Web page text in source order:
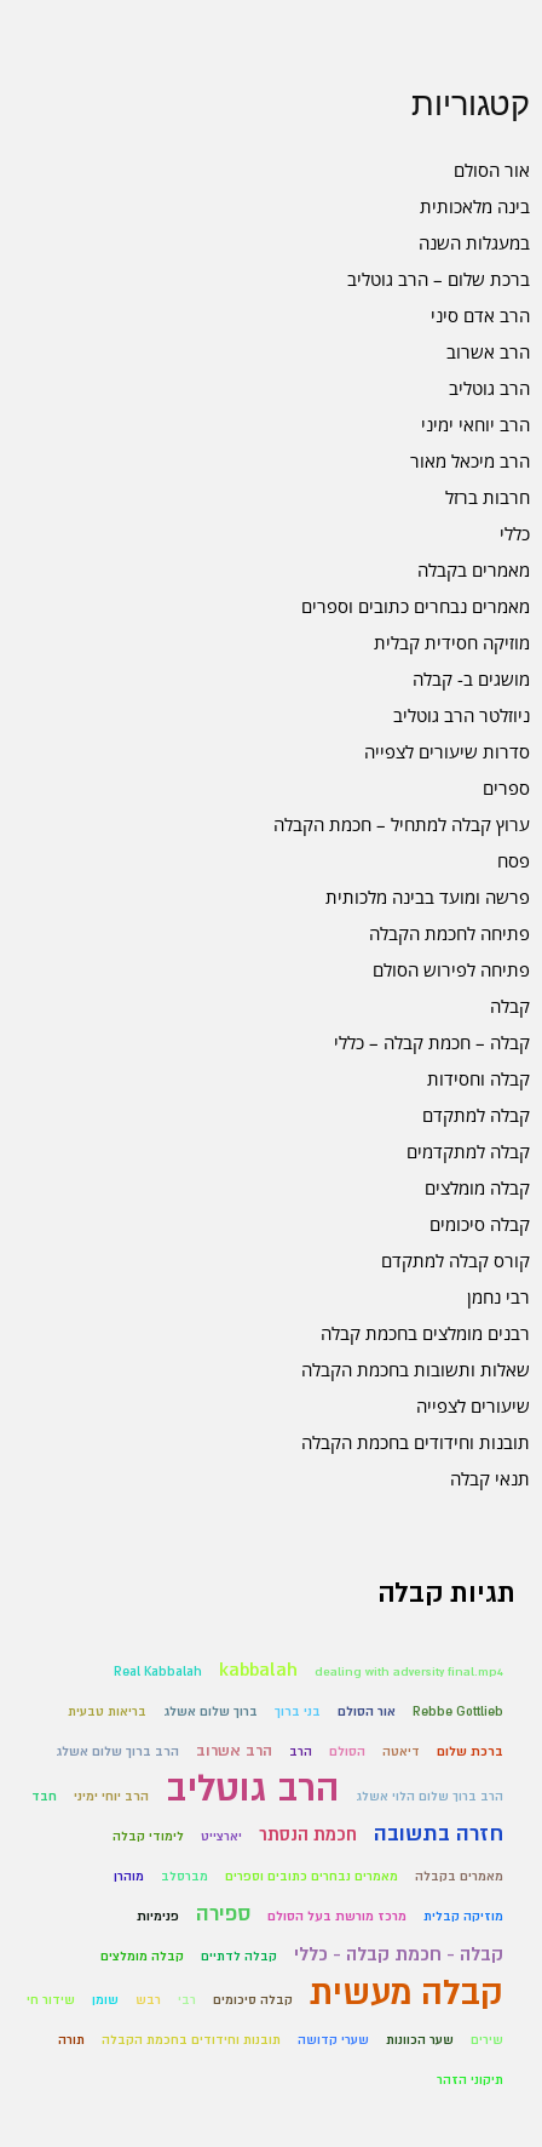
קטגוריות
אור הסולם
בינה מלאכותית
במעגלות השנה
ברכת שלום – הרב גוטליב
הרב אדם סיני
הרב אשרוב
הרב גוטליב
הרב יוחאי ימיני
הרב מיכאל מאור
חרבות ברזל
כללי
מאמרים בקבלה
מאמרים נבחרים כתובים וספרים
מוזיקה חסידית קבלית
מושגים ב- קבלה
ניוזלטר הרב גוטליב
סדרות שיעורים לצפייה
ספרים
ערוץ קבלה למתחיל – חכמת הקבלה
פסח
פרשה ומועד בבינה מלכותית
פתיחה לחכמת הקבלה
פתיחה לפירוש הסולם
קבלה
קבלה – חכמת קבלה – כללי
קבלה וחסידות
קבלה למתקדם
קבלה למתקדמים
קבלה מומלצים
קבלה סיכומים
קורס קבלה למתקדם
רבי נחמן
רבנים מומלצים בחכמת קבלה
שאלות ותשובות בחכמת הקבלה
שיעורים לצפייה
תובנות וחידודים בחכמת הקבלה
תנאי קבלה
תגיות קבלה
dealing with adversity final.mp4
kabbalah
Real Kabbalah
Rebbe Gottlieb אור הסולם בני ברוך ברוך שלום אשלג בריאות טבעית
ברכת שלום דיאטה הסולם הרב הרב אשרוב הרב ברוך שלום אשלג
הרב ברוך שלום הלוי אשלג הרב גוטליב הרב יוחי ימיני חבד
חזרה בתשובה חכמת הנסתר יארצייט לימודי קבלה
מאמרים בקבלה מאמרים נבחרים כתובים וספרים מברסלב מוהרן
מוזיקה קבלית מרכז מורשת בעל הסולם ספירה פנימיות
קבלה - חכמת קבלה - כללי קבלה לדתיים קבלה מומלצים
קבלה מעשית קבלה סיכומים רבי רבש שומן שידור חי
שירים שער הכוונות שערי קדושה תובנות וחידודים בחכמת הקבלה תורה
תיקוני הזהר